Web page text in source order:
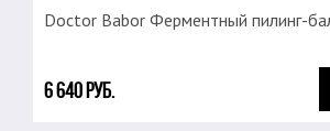
Doctor Babor Ферментный пилинг-
6 640 руб.